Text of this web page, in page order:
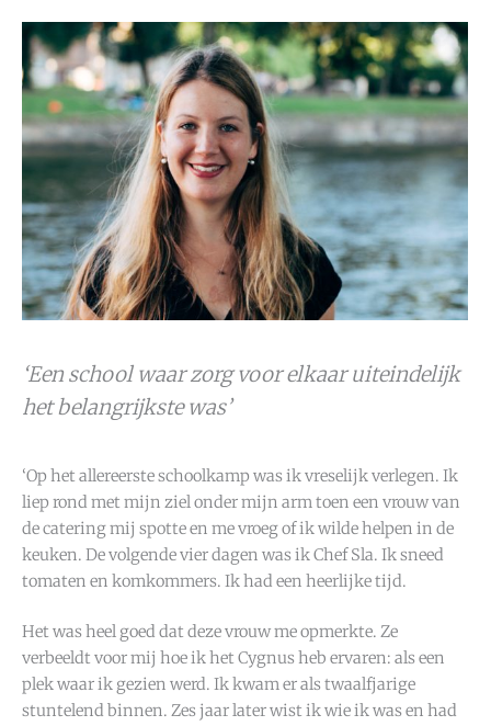
‘Een school waar zorg voor elkaar uiteindelijk
het belangrijkste was’
‘Op het allereerste schoolkamp was ik vreselijk verlegen. Ik
liep rond met mijn ziel onder mijn arm toen een vrouw van
de catering mij spotte en me vroeg of ik wilde helpen in de
keuken. De volgende vier dagen was ik Chef Sla. Ik sneed
tomaten en komkommers. Ik had een heerlijke tijd.
Het was heel goed dat deze vrouw me opmerkte. Ze
verbeeldt voor mij hoe ik het Cygnus heb ervaren: als een
plek waar ik gezien werd. Ik kwam er als twaalfjarige
stuntelend binnen. Zes jaar later wist ik wie ik was en had